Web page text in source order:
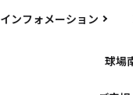
インフォメーション
球場